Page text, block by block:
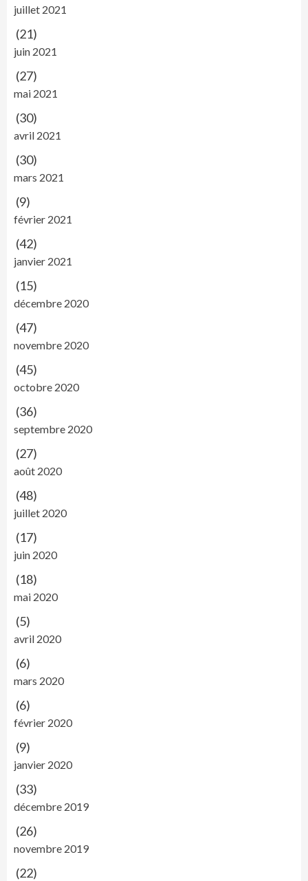
juillet 2021
(21)
juin 2021
(27)
mai 2021
(30)
avril 2021
(30)
mars 2021
(9)
février 2021
(42)
janvier 2021
(15)
décembre 2020
(47)
novembre 2020
(45)
octobre 2020
(36)
septembre 2020
(27)
août 2020
(48)
juillet 2020
(17)
juin 2020
(18)
mai 2020
(5)
avril 2020
(6)
mars 2020
(6)
février 2020
(9)
janvier 2020
(33)
décembre 2019
(26)
novembre 2019
(22)